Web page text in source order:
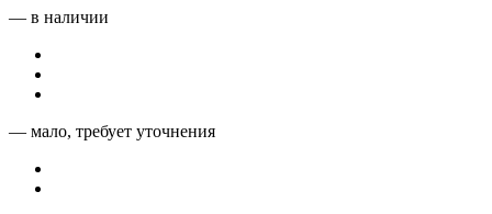
— в наличии
— мало, требует уточнения